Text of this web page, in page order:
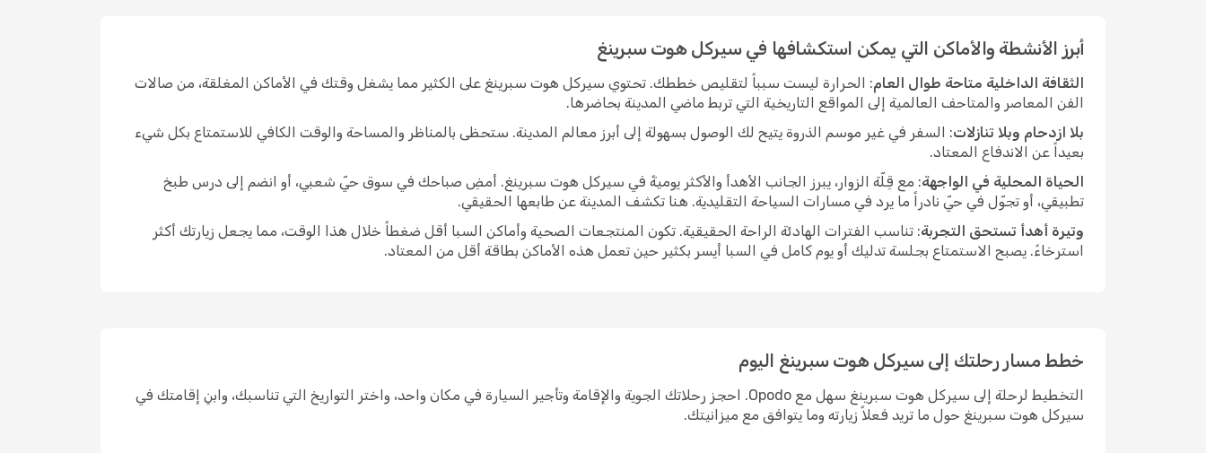
أبرز الأنشطة والأماكن التي يمكن استكشافها في سيركل هوت سبرينغ
الثقافة الداخلية متاحة طوال العام: الحرارة ليست سبباً لتقليص خططك. تحتوي سيركل هوت سبرينغ على الكثير مما يشغل وقتك في الأماكن المغلقة، من صالات
الفن المعاصر والمتاحف العالمية إلى المواقع التاريخية التي تربط ماضي المدينة بحاضرها.
بلا ازدحام وبلا تنازلات: السفر في غير موسم الذروة يتيح لك الوصول بسهولة إلى أبرز معالم المدينة. ستحظى بالمناظر والمساحة والوقت الكافي للاستمتاع بكل شيء
بعيداً عن الاندفاع المعتاد.
الحياة المحلية في الواجهة: مع قِلّة الزوار، يبرز الجانب الأهدأ والأكثر يوميةً في سيركل هوت سبرينغ. أمضِ صباحك في سوق حيّ شعبي، أو انضم إلى درس طبخ
تطبيقي، أو تجوّل في حيّ نادراً ما يرد في مسارات السياحة التقليدية. هنا تكشف المدينة عن طابعها الحقيقي.
وتيرة أهدأ تستحق التجربة: تناسب الفترات الهادئة الراحة الحقيقية. تكون المنتجعات الصحية وأماكن السبا أقل ضغطاً خلال هذا الوقت، مما يجعل زيارتك أكثر
استرخاءً. يصبح الاستمتاع بجلسة تدليك أو يوم كامل في السبا أيسر بكثير حين تعمل هذه الأماكن بطاقة أقل من المعتاد.
خطط مسار رحلتك إلى سيركل هوت سبرينغ اليوم
التخطيط لرحلة إلى سيركل هوت سبرينغ سهل مع Opodo. احجز رحلاتك الجوية والإقامة وتأجير السيارة في مكان واحد، واختر التواريخ التي تناسبك، وابنِ إقامتك في
سيركل هوت سبرينغ حول ما تريد فعلاً زيارته وما يتوافق مع ميزانيتك.